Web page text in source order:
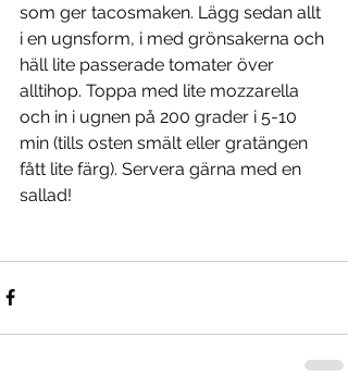
som ger tacosmaken. Lägg sedan allt
i en ugnsform, i med grönsakerna och
häll lite passerade tomater över
alltihop. Toppa med lite mozzarella
och in i ugnen på 200 grader i 5-10
min (tills osten smält eller gratängen
fått lite färg). Servera gärna med en
sallad!